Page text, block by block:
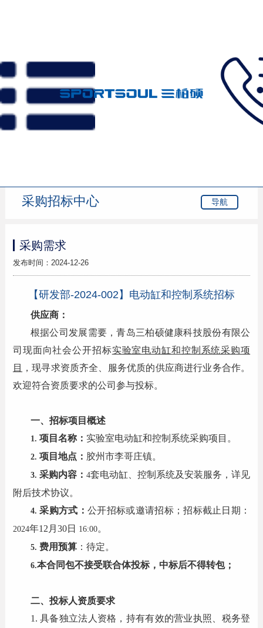
采购招标中心 导航
采购需求
发布时间：2024-12-26
【研发部-2024-002】电动缸和控制系统招标
供应商：
根据公司发展需要，青岛三柏硕健康科技股份有限公
司现面向社会公开招标实验室电动缸和控制系统采购项
目
，现寻求资质齐全、服务优质的供应商进行业务合作。
欢迎符合资质要求的公司参与投标。
一、招标项目概述
1. 项目名称： 实验室电动缸和控制系统采购项目。
2. 项目地点： 胶州市李哥庄镇。
3. 采购内容： 4套电动缸、控制系统及安装服务，详见
附后技术协议。
4.采购方式： 公开招标或邀请招标；招标截止日期：
2024年12 月 30日 16:00。
5. 费用预算：待定。
6.本合同包不接受联合体投标，中标后不得转包；
二、投标人资质要求
1.具备独立法人资格，持有有效的营业执照、税务登